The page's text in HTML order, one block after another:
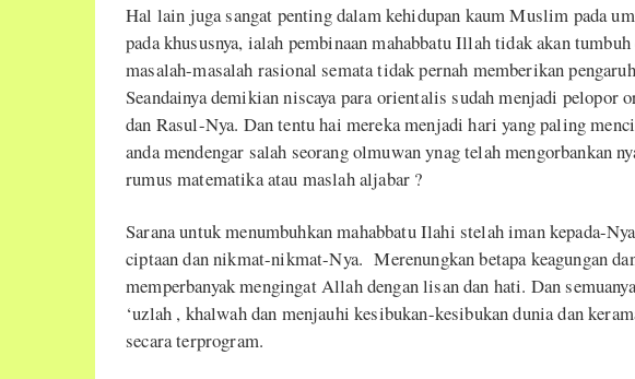
Hal lain juga sangat penting dalam kehidupan kaum Muslim pada
pada khususnya, ialah pembinaan mahabbatu Illah tidak akan
masalah-masalah rasional semata tidak pernah memberikan
Seandainya demikian niscaya para orientalis sudah menjadi pelopor
dan Rasul-Nya. Dan tentu hai mereka menjadi hari yang paling
anda mendengar salah seorang olmuwan ynag telah mengorbankan
rumus matematika atau maslah aljabar ?
Sarana untuk menumbuhkan mahabbatu Ilahi stelah iman kepada-
ciptaan dan nikmat-nikmat-Nya. Merenungkan betapa keagungan
memperbanyak mengingat Allah dengan lisan dan hati. Dan
‘uzlah , khalwah dan menjauhi kesibukan-kesibukan dunia dan
secara terprogram.